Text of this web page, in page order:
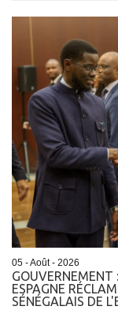
05 - Août - 2026
GOUVERNEMENT
ESPAGNE
SÉNÉGALAIS DE